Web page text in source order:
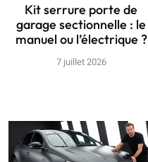
Kit serrure porte de
garage sectionnelle : le
manuel ou l’électrique ?
7 juillet 2026